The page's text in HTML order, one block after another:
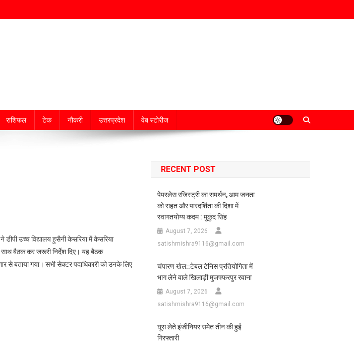
राशिफल टेक नौकरी उत्तरप्रदेश वेब स्टोरीज
उच्च विद्यालय हुसैनी केसरिया में केसरिया
साथ बैठक कर जरूरी निर्देश दिए। यह बैठक
से बताया गया। सभी सेक्टर पदाधिकारी को उनके लिए
RECENT POST
पेपरलेस रजिस्ट्री का समर्थन, आम जनता
को राहत और पारदर्शिता की दिशा में
स्वागतयोग्य कदम : मुकुंद सिंह
August 7, 2026
satishmishra9116@gmail.com
चंपारण खेल::टेबल टेनिस प्रतियोगिता में
भाग लेने वाले खिलाड़ी मुजफ्फरपुर रवाना
August 7, 2026
satishmishra9116@gmail.com
घूस लेते इंजीनियर समेत तीन की हुई
गिरफ्तारी